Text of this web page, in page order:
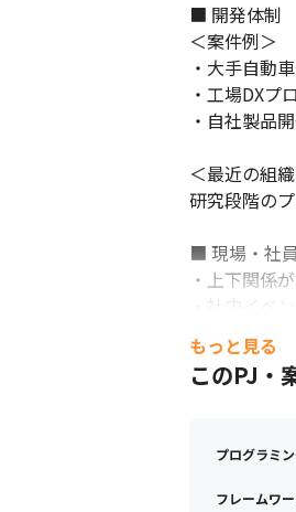
■ 開発体制
＜案件例＞
・大手自動
・工場DXプ
・自社製品
＜最近の組
研究段階の
■ 現場・社
・上下関係
・社内イベ
もっと見る
このPJ・
プログラミ
フレームワ